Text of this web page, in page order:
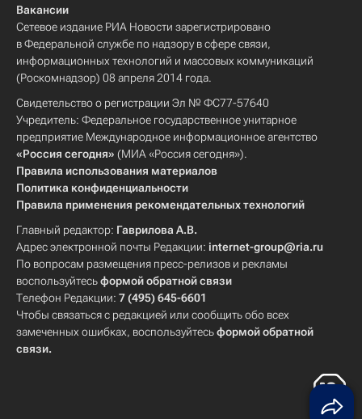
Вакансии
Сетевое издание РИА Новости зарегистрировано
в Федеральной службе по надзору в сфере связи,
информационных технологий и массовых коммуникаций
(Роскомнадзор) 08 апреля 2014 года.
Свидетельство о регистрации Эл № ФС77-57640
Учредитель: Федеральное государственное унитарное
предприятие Международное информационное агентство
«Россия сегодня» (МИА «Россия сегодня»).
Правила использования материалов
Политика конфиденциальности
Правила применения рекомендательных технологий
Главный редактор: Гаврилова А.В.
Адрес электронной почты Редакции: internet-group@ria.ru
По вопросам размещения пресс-релизов и рекламы
воспользуйтесьформой обратной связи
Телефон Редакции: 7 (495) 645-6601
Чтобы связаться с редакцией или сообщить обо всех
замеченных ошибках, воспользуйтесьформой обратной
связи.